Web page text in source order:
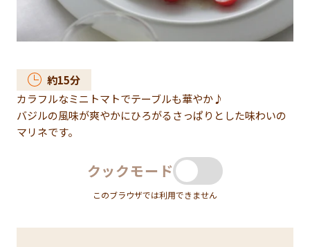
約15分
カラフルなミニトマトでテーブルも華やか♪
バジルの風味が爽やかにひろがるさっぱりとした味わいの
マリネです。
クックモード
このブラウザでは利用できません